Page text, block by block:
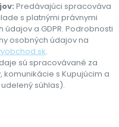
Predávajúci spracováva
s platnými právnymi
a GDPR. Podrobnosti
osobných údajov na
.
sú spracovávané za
s Kupujúcim a
súhlas).